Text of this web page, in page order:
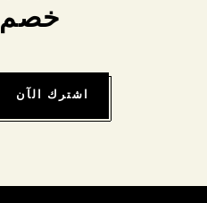
خصم 10٪
اشترك الآن